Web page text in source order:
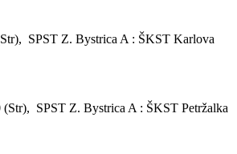
SPST Z. Bystrica A : ŠKST Karlova
SPST Z. Bystrica A : ŠKST Petržalka